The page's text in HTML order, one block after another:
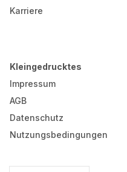
Karriere
Kleingedrucktes
Impressum
AGB
Datenschutz
Nutzungsbedingungen